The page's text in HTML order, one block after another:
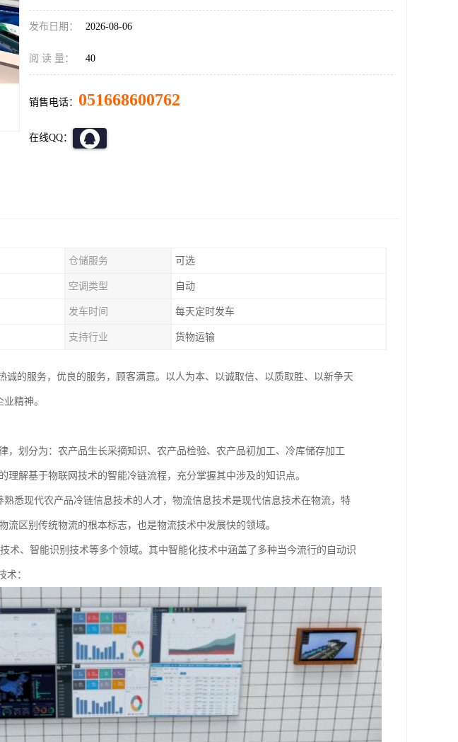
发布日期： 2026-08-06
阅 读 量： 40
销售电话： 051668600762
在线QQ：
仓储服务 可选
空调类型 自动
发车时间 每天定时发车
支持行业 货物运输
诚的服务，优良的服务，顾客满意。以人为本、以诚取信、以质取胜、以新争天
精神。
，划分为：农产品生长采摘知识、农产品检验、农产品初加工、冷库储存加工
理解基于物联网技术的智能冷链流程，充分掌握其中涉及的知识点。
悉现代农产品冷链信息技术的人才，物流信息技术是现代信息技术在物流，特
区别传统物流的根本标志，也是物流技术中发展快的领域。
、智能识别技术等多个领域。其中智能化技术中涵盖了多种当今流行的自动识
术：